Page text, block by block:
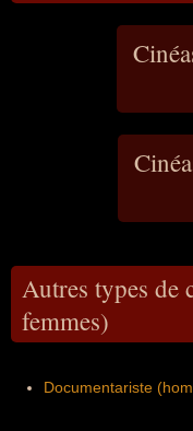
Autres types de
femmes)
Documentariste